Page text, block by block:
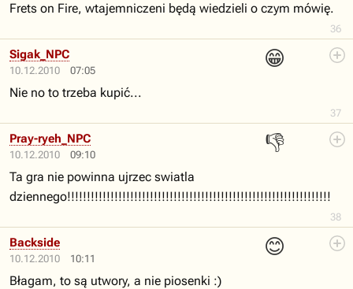
36
Frets on Fire, wtajemniczeni będą wiedzieli o czym mówię.
10.12.2010 07:05
😁
37
Sigak_NPC
Nie no to trzeba kupić...
10.12.2010 09:10
👎
38
Pray-ryeh_NPC
Ta gra nie powinna ujrzec swiatla
dziennego!!!!!!!!!!!!!!!!!!!!!!!!!!!!!!!!!!!!!!!!!!!!!!!!!!!!!!!!!!!!!!!!!!!
10.12.2010 10:11
😊
Backside
Błagam, to są utwory, a nie piosenki :)